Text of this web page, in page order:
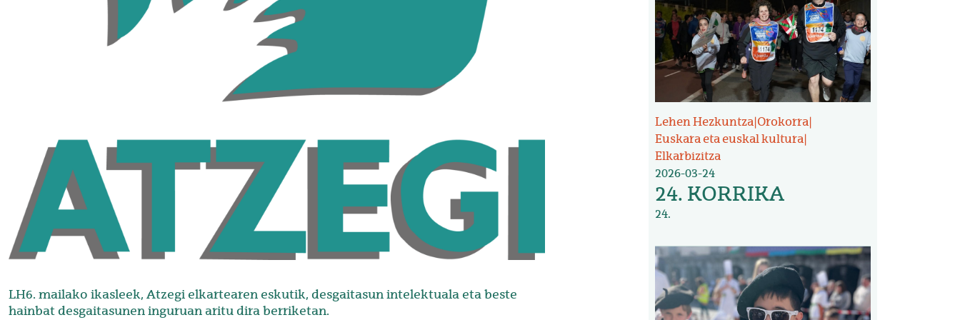
LH6. mailako ikasleek, Atzegi elkartearen eskutik, desgaitasun intelektuala eta beste
hainbat desgaitasunen inguruan aritu dira berriketan.
Lehen Hezkuntza|Orokorra|
Euskara eta euskal kultura|
Elkarbizitza
2026-03-24
24. KORRIKA
24.
Irudia